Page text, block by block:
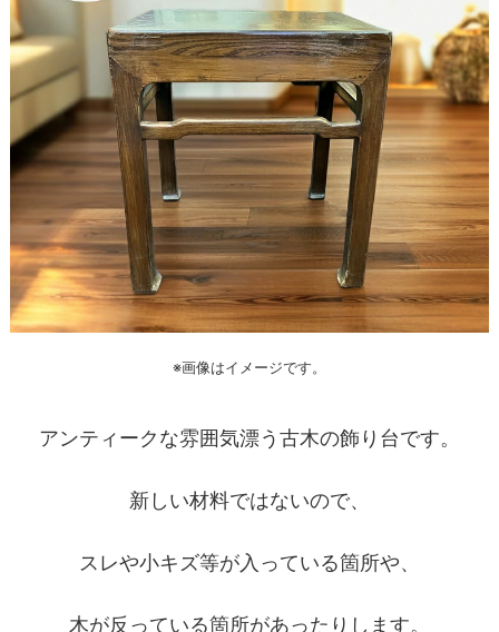
※画像はイメージです。
アンティークな雰囲気漂う古木の飾り台です。
新しい材料ではないので、
スレや小キズ等が入っている箇所や、
木が反っている箇所があったりします。